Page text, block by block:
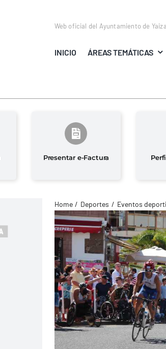
Web oficial del Ayuntamiento de
INICIO ÁREAS TEMÁTICAS
Presentar e-Factura
Home Deportes Eventos